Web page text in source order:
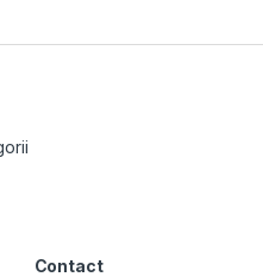
Contact